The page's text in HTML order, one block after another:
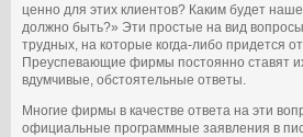
ценно для этих клиентов? Каким будет
должно быть?» Эти простые на вид
трудных, на которые когда-либо придется
Преуспевающие фирмы постоянно ставят
вдумчивые, обстоятельные ответы.
Многие фирмы в качестве ответа на эти
официальные программные заявления в